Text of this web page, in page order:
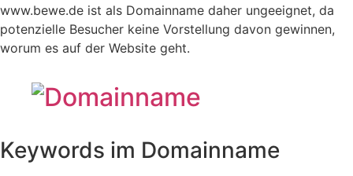
www.bewe.de ist als Domainname daher ungeeignet, da
potenzielle Besucher keine Vorstellung davon gewinnen,
worum es auf der Website geht.
Keywords im Domainname